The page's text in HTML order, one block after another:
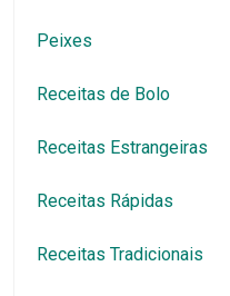
Peixes
Receitas de Bolo
Receitas Estrangeiras
Receitas Rápidas
Receitas Tradicionais